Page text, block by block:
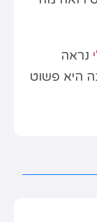
נראה
היא פשוט